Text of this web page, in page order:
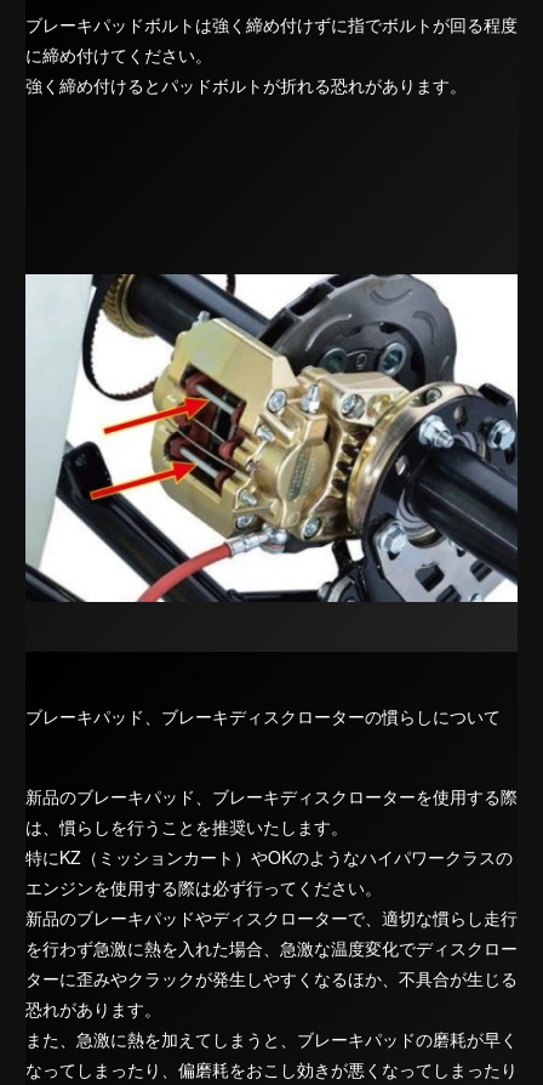
ブレーキパッドボルトは強く締め付けずに指でボルトが回る程度
に締め付けてください。
強く締め付けるとパッドボルトが折れる恐れがあります。
ブレーキパッド、ブレーキディスクローターの慣らしについて
新品のブレーキパッド、ブレーキディスクローターを使用する際
は、慣らしを行うことを推奨いたします。
特にKZ（ミッションカート）やOKのようなハイパワークラスの
エンジンを使用する際は必ず行ってください。
新品のブレーキパッドやディスクローターで、適切な慣らし走行
を行わず急激に熱を入れた場合、急激な温度変化でディスクロー
ターに歪みやクラックが発生しやすくなるほか、不具合が生じる
恐れがあります。
また、急激に熱を加えてしまうと、ブレーキパッドの磨耗が早く
なってしまったり、偏磨耗をおこし効きが悪くなってしまったり